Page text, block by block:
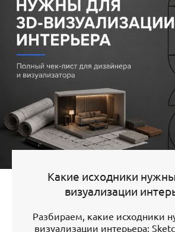
Какие исходники
визуализации
Разбираем, какие исходники
визуализации интерьера: